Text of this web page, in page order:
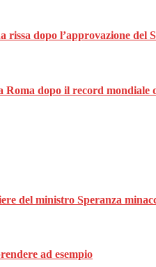
rissa dopo l’approvazione del
Roma dopo il record mondiale
del ministro Speranza
ad esempio